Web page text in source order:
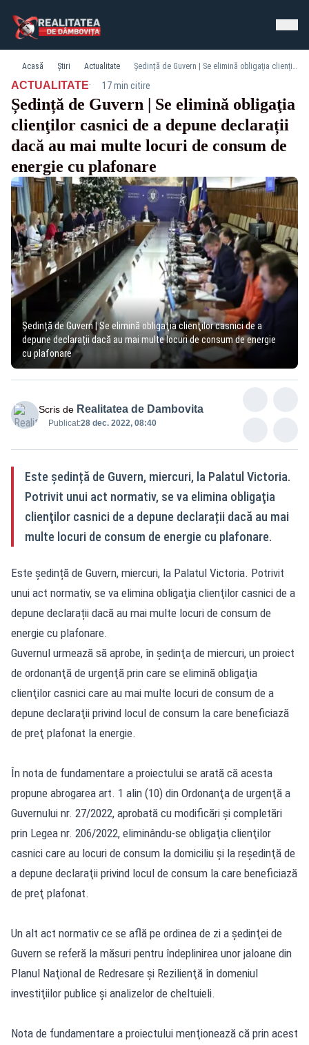
Acasă Știri Actualitate Ședință de Guvern | Se elimină obligaţia clienţilor casnici de a depune declarații dacă au mai multe locuri de consum de energie cu plafonare
ACTUALITATE· 17 min citire
Ședință de Guvern | Se elimină obligaţia
clienţilor casnici de a depune declarații
dacă au mai multe locuri de consum de
energie cu plafonare
Ședință de Guvern | Se elimină obligaţia clienţilor casnici de a
depune declarații dacă au mai multe locuri de consum de energie
cu plafonare
Scris de Realitatea de Dambovita
Publicat:28 dec. 2022, 08:40
Este ședință de Guvern, miercuri, la Palatul Victoria.
Potrivit unui act normativ, se va elimina obligaţia
clienţilor casnici de a depune declarații dacă au mai
multe locuri de consum de energie cu plafonare.
Este ședință de Guvern, miercuri, la Palatul Victoria. Potrivit
unui act normativ, se va elimina obligaţia clienţilor casnici de a
depune declarații dacă au mai multe locuri de consum de
energie cu plafonare.
Guvernul urmează să aprobe, în şedinţa de miercuri, un proiect
de ordonanţă de urgenţă prin care se elimină obligaţia
clienţilor casnici care au mai multe locuri de consum de a
depune declaraţii privind locul de consum la care beneficiază
de preţ plafonat la energie.
În nota de fundamentare a proiectului se arată că acesta
propune abrogarea art. 1 alin (10) din Ordonanţa de urgenţă a
Guvernului nr. 27/2022, aprobată cu modificări şi completări
prin Legea nr. 206/2022, eliminându-se obligaţia clienţilor
casnici care au locuri de consum la domiciliu şi la reşedinţă de
a depune declaraţii privind locul de consum la care beneficiază
de preţ plafonat.
Un alt act normativ ce se află pe ordinea de zi a şedinţei de
Guvern se referă la măsuri pentru îndeplinirea unor jaloane din
Planul Naţional de Redresare şi Rezilienţă în domeniul
investiţiilor publice şi analizelor de cheltuieli.
Nota de fundamentare a proiectului menţionează că prin acest